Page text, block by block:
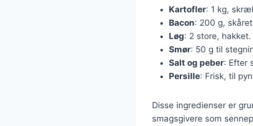
Kartofler: 1 kg,
Bacon: 200 g,
Løg: 2 store, hakket.
Smør: 50 g til
Salt og peber: Efter
Persille: Frisk, til
Disse ingredienser er
smagsgivere som